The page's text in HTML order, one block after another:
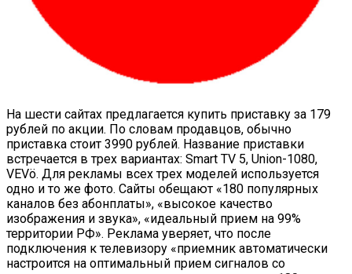
На шести сайтах предлагается купить приставку за 179
рублей по акции. По словам продавцов, обычно
приставка стоит 3990 рублей. Название приставки
встречается в трех вариантах: Smart TV 5, Union-1080,
VEVö. Для рекламы всех трех моделей используется
одно и то же фото. Сайты обещают «180 популярных
каналов без абонплаты», «высокое качество
изображения и звука», «идеальный прием на 99%
территории РФ». Реклама уверяет, что после
подключения к телевизору «приемник автоматически
настроится на оптимальный прием сигналов со